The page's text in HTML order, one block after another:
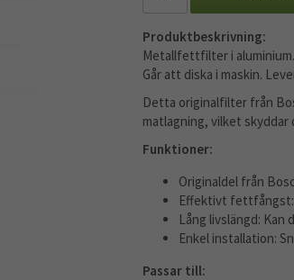
Produktbeskrivning:
Metallfettfilter i
Går att diska i maskin.
Detta originalfilter från
matlagning, vilket skyddar
Funktioner:
Originaldel från
Effektivt fettfångst:
Lång livslängd: Kan
Enkel installation:
Passar till: